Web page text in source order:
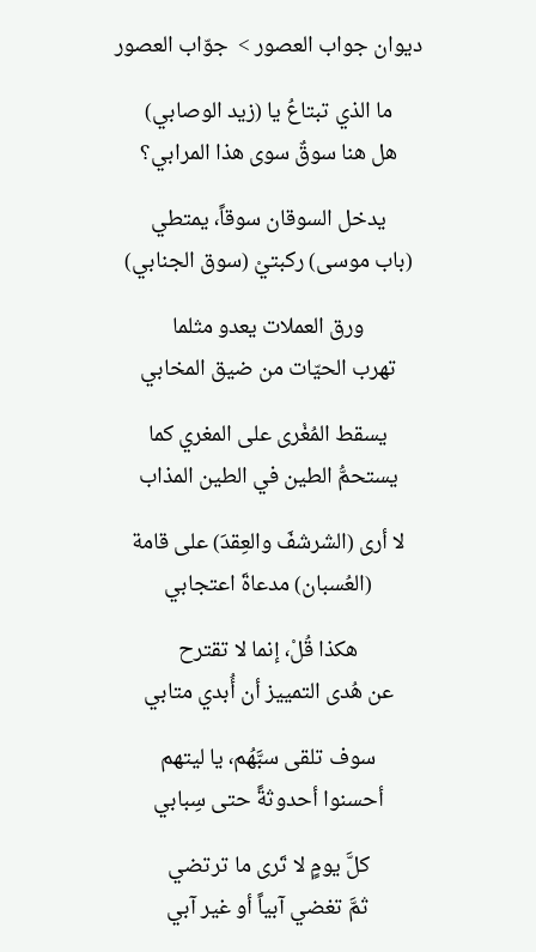
ديوان جواب العصور > جوّاب العصور
ما الذي تبتاعُ يا (زيد الوصابي)
هل هنا سوقٌ سوى هذا المرابي؟
يدخل السوقان سوقاً، يمتطي
(باب موسى) ركبتيْ (سوق الجنابي)
ورق العملات يعدو مثلما
تهرب الحيّات من ضيق المخابي
يسقط المُغْرى على المغري كما
يستحمُّ الطين في الطين المذاب
لا أرى (الشرشفَ والعِقدَ) على قامة
(العُسبان) مدعاةَ اعتجابي
هكذا قُلْ، إنما لا تقترح
عن هُدى التمييز أن أُبدي متابي
سوف تلقى سبَّهُم، يا ليتهم
أحسنوا أحدوثةً حتى سِبابي
كلَّ يومٍ لا تَرى ما ترتضي
ثمَّ تغضي آبياً أو غير آبي